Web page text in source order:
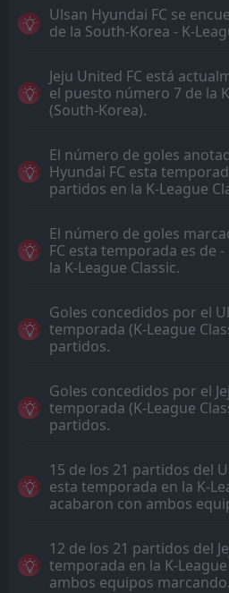
Ulsan Hyundai FC se
de la South-Korea - K-
Jeju United FC está
el puesto número 7 de la
(South-Korea).
El número de goles
Hyundai FC esta
partidos en la K-League
El número de goles
FC esta temporada es de
la K-League Classic.
Goles concedidos por el
temporada (K-League
partidos.
Goles concedidos por el
temporada (K-League
partidos.
15 de los 21 partidos del
esta temporada en la K-
acabaron con ambos
12 de los 21 partidos del
temporada en la K-
ambos equipos marcando.